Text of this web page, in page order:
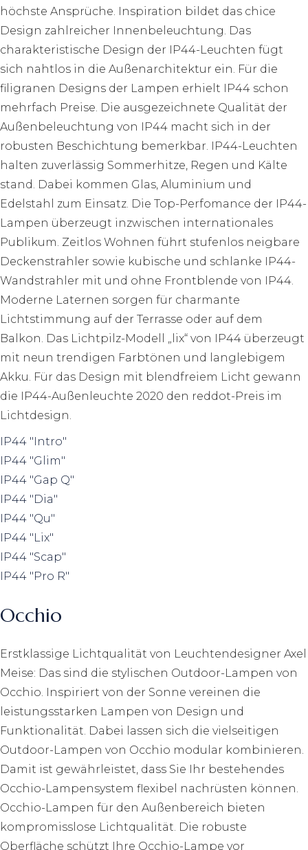
höchste Ansprüche. Inspiration bildet das chice
Design zahlreicher Innenbeleuchtung. Das
charakteristische Design der IP44-Leuchten fügt
sich nahtlos in die Außenarchitektur ein. Für die
filigranen Designs der Lampen erhielt IP44 schon
mehrfach Preise. Die ausgezeichnete Qualität der
Außenbeleuchtung von IP44 macht sich in der
robusten Beschichtung bemerkbar. IP44-Leuchten
halten zuverlässig Sommerhitze, Regen und Kälte
stand. Dabei kommen Glas, Aluminium und
Edelstahl zum Einsatz. Die Top-Perfomance der IP44-
Lampen überzeugt inzwischen internationales
Publikum. Zeitlos Wohnen führt stufenlos neigbare
Deckenstrahler sowie kubische und schlanke IP44-
Wandstrahler mit und ohne Frontblende von IP44.
Moderne Laternen sorgen für charmante
Lichtstimmung auf der Terrasse oder auf dem
Balkon. Das Lichtpilz-Modell „lix“ von IP44 überzeugt
mit neun trendigen Farbtönen und langlebigem
Akku. Für das Design mit blendfreiem Licht gewann
die IP44-Außenleuchte 2020 den reddot-Preis im
Lichtdesign.
IP44 "Intro"
IP44 "Glim"
IP44 "Gap Q"
IP44 "Dia"
IP44 "Qu"
IP44 "Lix"
IP44 "Scap"
IP44 "Pro R"
Occhio
Erstklassige Lichtqualität von Leuchtendesigner Axel
Meise: Das sind die stylischen Outdoor-Lampen von
Occhio. Inspiriert von der Sonne vereinen die
leistungsstarken Lampen von Design und
Funktionalität. Dabei lassen sich die vielseitigen
Outdoor-Lampen von Occhio modular kombinieren.
Damit ist gewährleistet, dass Sie Ihr bestehendes
Occhio-Lampensystem flexibel nachrüsten können.
Occhio-Lampen für den Außenbereich bieten
kompromisslose Lichtqualität. Die robuste
Oberfläche schützt Ihre Occhio-Lampe vor